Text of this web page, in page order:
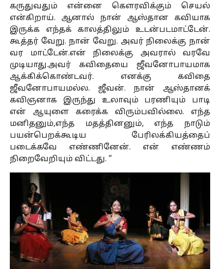
கருதுவதும் என்னை கெளரவிக்கும் செயல்
என்கிறாய். ஆனால் நான் ஆஸ்தான கவியாக
இருக்க எந்தக் காலத்திலும் உடன்படமாட்டேன்.
கூத்தர் வேறு. நான் வேறு. அவர் நிலைக்கு நான்
வர மாட்டேன்.என் நிலைக்கு அவரால் வரவே
முடியாது.அவர் கவிதையை ஜீவனோபாயமாக
ஆக்கிக்கொண்டவர். எனக்கு கவிதை
ஜீவனோபாயமல்ல. ஜீவன். நான் ஆஸ்தானக்
கவிஞனாக இருந்து உலாவும் பரணியும் பாடி
என் ஆயுளை கரைக்க விரும்பவில்லை. எந்த
மனிதனும்,எந்த மதத்தினனும், எந்த நாடும்
பயன்பெறக்கூடிய பேரிலக்கியத்தைப்
படைக்கவே எண்ணினேன். என் எண்ணம்
நிறைவேறியும் விட்டது. “